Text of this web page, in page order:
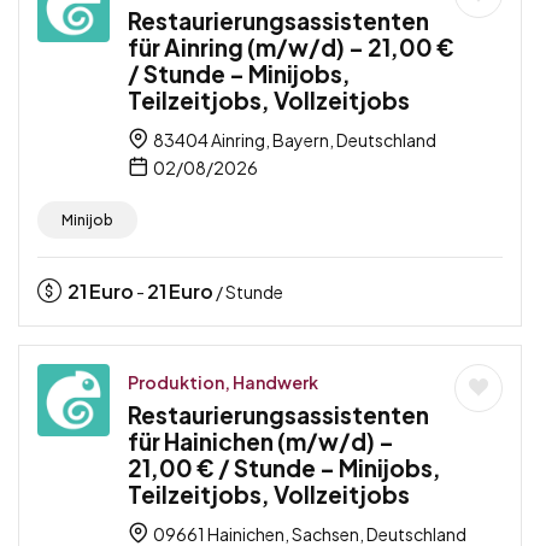
Restaurierungsassistenten
für Ainring (m/w/d) – 21,00 €
/ Stunde – Minijobs,
Teilzeitjobs, Vollzeitjobs
83404 Ainring, Bayern, Deutschland
02/08/2026
Minijob
21Euro - 21Euro / Stunde
Produktion, Handwerk
Restaurierungsassistenten
für Hainichen (m/w/d) –
21,00 € / Stunde – Minijobs,
Teilzeitjobs, Vollzeitjobs
09661 Hainichen, Sachsen, Deutschland